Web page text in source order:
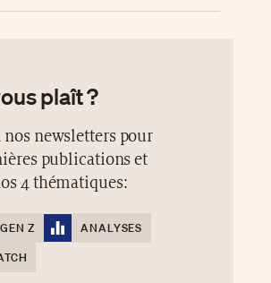
plaît ?
newsletters pour
publications et
4 thématiques:
GEN Z
ANALYSES